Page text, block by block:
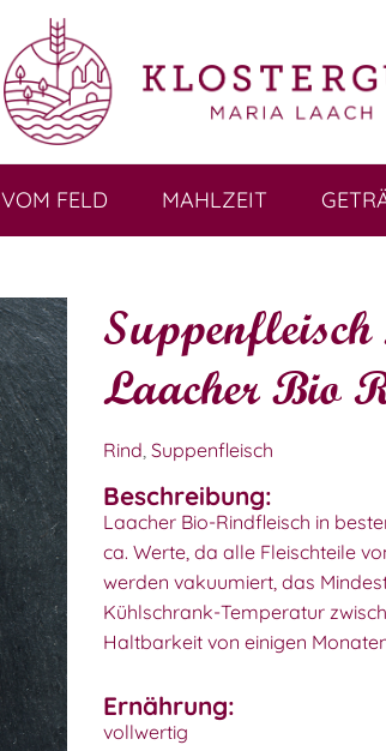
VOM FELD MAHLZEIT
Laacher Bio
Rind, Suppenfleisch
Beschreibung:
Laacher Bio-Rindfleisch in
ca. Werte, da alle Fleischteile
werden vakuumiert, das
Kühlschrank-Temperatur
Haltbarkeit von einigen
Ernährung:
vollwertig